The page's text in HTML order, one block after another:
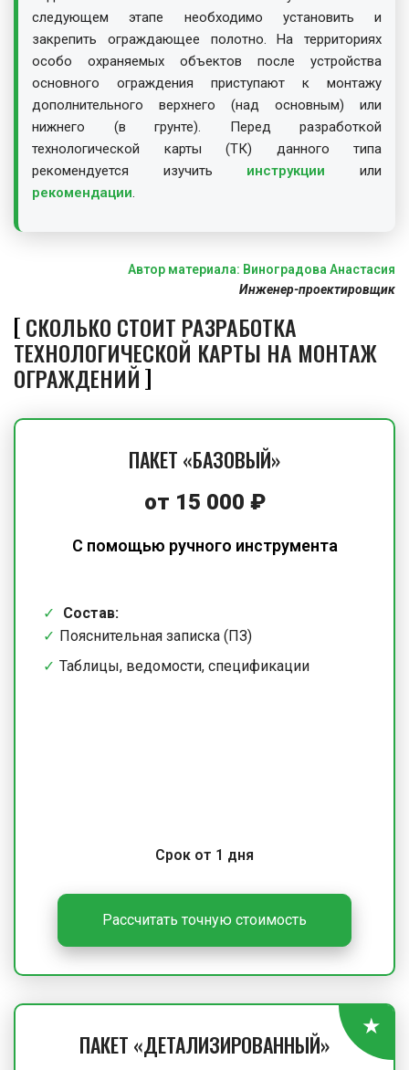
следующем этапе необходимо установить и
закрепить ограждающее полотно. На территориях
особо охраняемых объектов после устройства
основного ограждения приступают к монтажу
дополнительного верхнего (над основным) или
нижнего (в грунте). Перед разработкой
технологической карты (ТК) данного типа
рекомендуется изучить инструкции или
рекомендации.
Автор материала: Виноградова Анастасия
Инженер-проектировщик
СКОЛЬКО СТОИТ РАЗРАБОТКА
ТЕХНОЛОГИЧЕСКОЙ КАРТЫ НА МОНТАЖ
ОГРАЖДЕНИЙ
ПАКЕТ «БАЗОВЫЙ»
от 15 000 ₽
С помощью ручного инструмента
Состав:
Пояснительная записка (ПЗ)
Таблицы, ведомости, спецификации
Срок от 1 дня
Рассчитать точную стоимость
ПАКЕТ «ДЕТАЛИЗИРОВАННЫЙ»